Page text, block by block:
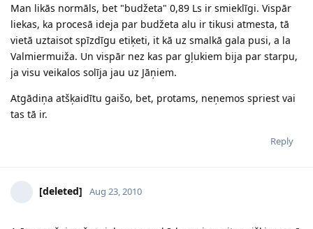
Man likās normāls, bet "budžeta" 0,89 Ls ir smieklīgi. Vispār
liekas, ka procesā ideja par budžeta alu ir tikusi atmesta, tā
vietā uztaisot spīzdīgu etiķeti, it kā uz smalkā gala pusi, a la
Valmiermuiža. Un vispār nez kas par gļukiem bija par starpu,
ja visu veikalos solīja jau uz Jāņiem.
Atgādiņa atšķaidītu gaišo, bet, protams, neņemos spriest vai
tas tā ir.
Reply
[deleted] Aug 23, 2010